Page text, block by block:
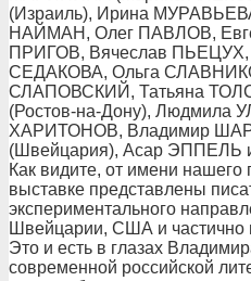
(Израиль), Ирина
НАЙМАН, Олег ПАВЛОВ,
ПРИГОВ, Вячеслав
СЕДАКОВА, Ольга
СЛАПОВСКИЙ, Татьяна
(Ростов-на-Дону), Людмила
ХАРИТОНОВ, Владимир
(Швейцария), Асар
Как видите, от имени нашего
выставке представлены
экспериментального
Швейцарии, США и частично
Это и есть в глазах
современной российской